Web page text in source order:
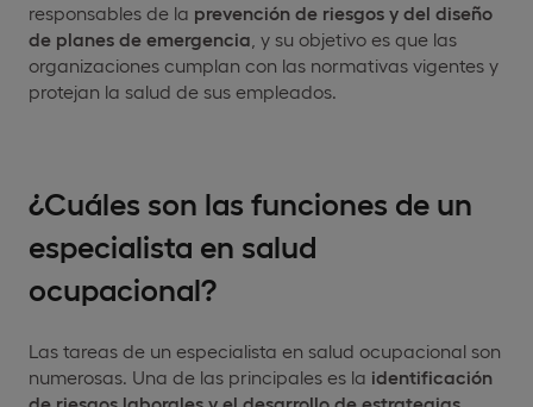
responsables de la prevención de riesgos y del diseño
de planes de emergencia , y su objetivo es que las
organizaciones cumplan con las normativas vigentes y
protejan la salud de sus empleados.
¿Cuáles son las funciones de un
especialista en salud
ocupacional?
Las tareas de un especialista en salud ocupacional son
numerosas. Una de las principales es la identificación